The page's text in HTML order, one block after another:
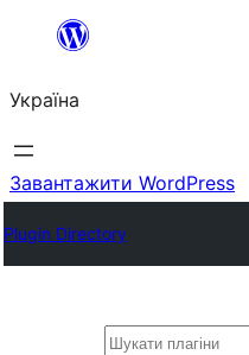
Перейти
вмісту
Україна
Завантажити WordPress
Plugin Directory
Пошук